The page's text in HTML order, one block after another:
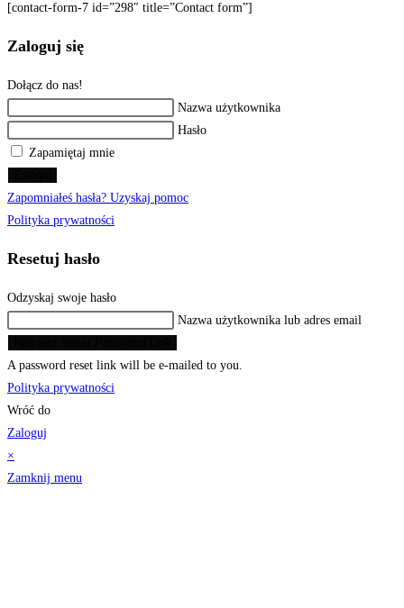
[contact-form-7 id=”298″ title=”Contact form”]
Zaloguj się
Dołącz do nas!
Nazwa użytkownika
Hasło
Zapamiętaj mnie
Zapomniałeś hasła? Uzyskaj pomoc
Polityka prywatności
Resetuj hasło
Odzyskaj swoje hasło
Nazwa użytkownika lub adres email
A password reset link will be e-mailed to you.
Polityka prywatności
Wróć do
Zaloguj
×
Zamknij menu